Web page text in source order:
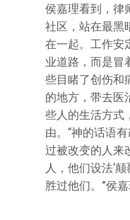
侯嘉理看到，律
社区，站在最黑
在一起。工作安
业道路，而是冒
些目睹了创伤和
的地方，带去医
些人的生活方式
由。“神的话语
过被改变的人来
人，他们设法‘
胜过他们。”侯嘉